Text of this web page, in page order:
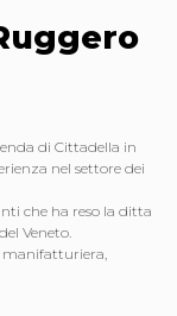
di Cittadella in
nel settore dei
che ha reso la ditta
Veneto.